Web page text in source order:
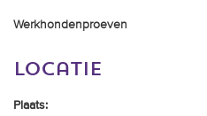
Houden van honden
Fokken met je hond
Werkhondenproeven
locatie
Plaats: